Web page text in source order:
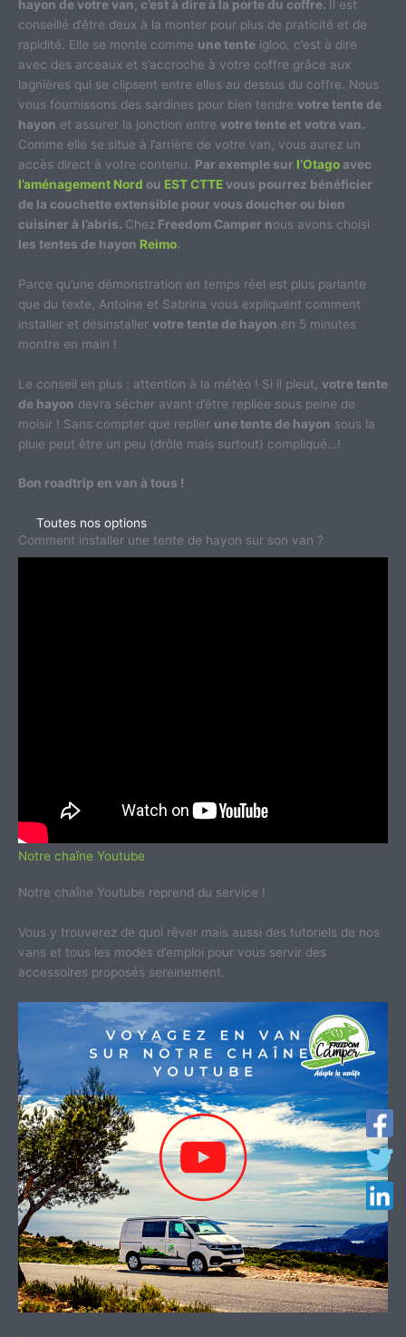
hayon de votre van, c’est à dire à la porte du coffre.
Il est
conseillé d’être deux à la monter pour plus de praticité et de
rapidité. Elle se monte comme une tente igloo, c’est à dire
avec des arceaux et s’accroche à votre coffre grâce aux
lagnières qui se clipsent entre elles au dessus du coffre. Nous
vous fournissons des sardines pour bien tendre votre tente de
hayon et assurer la jonction entre votre tente et votre van.
Comme elle se situe à l’arrière de votre van, vous aurez un
accès direct à votre contenu. Par exemple sur l’Otago avec
l’aménagement Nord ou EST CTTE vous pourrez bénéficier
de la couchette extensible pour vous doucher ou bien
cuisiner à l’abris. Chez Freedom Camper nous avons choisi
les tentes de hayon Reimo.
Parce qu’une démonstration en temps réel est plus parlante
que du texte, Antoine et Sabrina vous expliquent comment
installer et désinstaller votre tente de hayon en 5 minutes
montre en main !
Le conseil en plus : attention à la météo ! Si il pleut, votre tente
de hayon devra sécher avant d’être repliée sous peine de
moisir ! Sans compter que replier une tente de hayon sous la
pluie peut être un peu (drôle mais surtout) compliqué…!
Bon roadtrip en van à tous !
Toutes nos options
Comment installer une tente de hayon sur son van ?
Notre chaîne Youtube
Notre chaîne Youtube reprend du service !
Vous y trouverez de quoi rêver mais aussi des tutoriels de nos
vans et tous les modes d’emploi pour vous servir des
accessoires proposés sereinement.